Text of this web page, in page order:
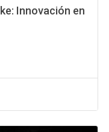
Innovación en